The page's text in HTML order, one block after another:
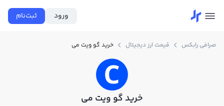
ورود ثبت‌نام
صرافی رابکس قیمت ارز دیجیتال خرید گو ویت می
خرید گو ویت می